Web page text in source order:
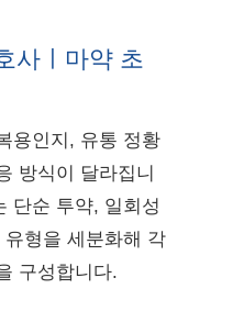
사ㅣ마약 초
용인지, 유통 정황
방식이 달라집니
단순 투약, 일회성
형을 세분화해 각
구성합니다.